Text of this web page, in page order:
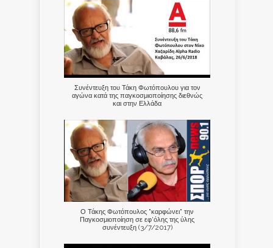
Συνέντευξη του Τάκη Φωτόπουλου για τον
αγώνα κατά της παγκοσμιοποίησης διεθνώς
και στην Ελλάδα
Ο Τάκης Φωτόπουλος "καρφώνει" την
Παγκοσμιοποίηση σε εφ'όλης της ύλης
συνέντευξη (3/7/2017)